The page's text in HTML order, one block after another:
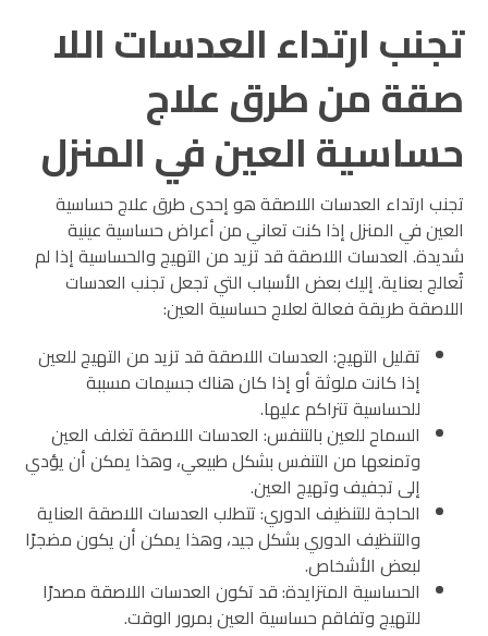
تجنب ارتداء العدسات اللا
صقة من طرق علاج
حساسية العين في المنزل
تجنب ارتداء العدسات اللاصقة هو إحدى طرق علاج حساسية
العين في المنزل إذا كنت تعاني من أعراض حساسية عينية
شديدة. العدسات اللاصقة قد تزيد من التهيج والحساسية إذا لم
تُعالج بعناية. إليك بعض الأسباب التي تجعل تجنب العدسات
اللاصقة طريقة فعالة لعلاج حساسية العين:
تقليل التهيج: العدسات اللاصقة قد تزيد من التهيج للعين
إذا كانت ملوثة أو إذا كان هناك جسيمات مسببة
للحساسية تتراكم عليها.
السماح للعين بالتنفس: العدسات اللاصقة تغلف العين
وتمنعها من التنفس بشكل طبيعي، وهذا يمكن أن يؤدي
إلى تجفيف وتهيج العين.
الحاجة للتنظيف الدوري: تتطلب العدسات اللاصقة العناية
والتنظيف الدوري بشكل جيد، وهذا يمكن أن يكون مضجرًا
لبعض الأشخاص.
الحساسية المتزايدة: قد تكون العدسات اللاصقة مصدرًا
للتهيج وتفاقم حساسية العين بمرور الوقت.